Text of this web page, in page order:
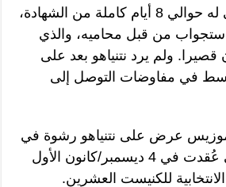
المدعي العام، يتبقى له حوالي 8 أيام كاملة من الشهادة،
استجواب من قبل محاميه، والذي
ولم يرد نتنياهو بعد على
في مفاوضات التوصل إلى
عرض على نتنياهو رشوة في
أحد الاجتماعات التي عُقدت في 4 ديسمبر/كانون الأول